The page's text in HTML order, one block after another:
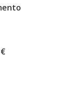
e una cucina